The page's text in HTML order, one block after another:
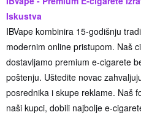
Iskustva
IBVape kombinira 15-godišnju
modernim online pristupom. Naš
dostavljamo premium e-cigarete
poštenju. Uštedite novac
posrednika i skupe reklame. Naš
naši kupci, dobili najbolje e-